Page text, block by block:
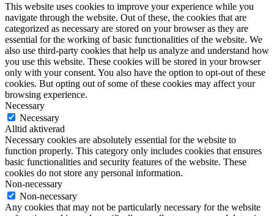
This website uses cookies to improve your experience while you
navigate through the website. Out of these, the cookies that are
categorized as necessary are stored on your browser as they are
essential for the working of basic functionalities of the website. We
also use third-party cookies that help us analyze and understand how
you use this website. These cookies will be stored in your browser
only with your consent. You also have the option to opt-out of these
cookies. But opting out of some of these cookies may affect your
browsing experience.
Necessary
Necessary
Alltid aktiverad
Necessary cookies are absolutely essential for the website to
function properly. This category only includes cookies that ensures
basic functionalities and security features of the website. These
cookies do not store any personal information.
Non-necessary
Non-necessary
Any cookies that may not be particularly necessary for the website